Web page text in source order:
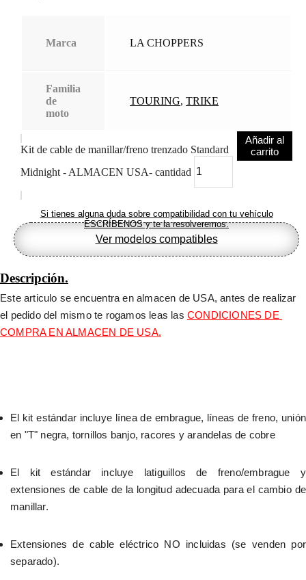
Marca LA CHOPPERS
Familia
de
moto
TOURING, TRIKE
Kit de cable de manillar/freno trenzado Standard
Midnight - ALMACEN USA- cantidad
Añadir al
carrito
Si tienes alguna duda sobre compatibilidad con tu vehículo
ESCRÍBENOS y te la resolveremos.
Ver modelos compatibles
Descripción.
Este articulo se encuentra en almacen de USA, antes de realizar
el pedido del mismo te rogamos leas las CONDICIONES DE
COMPRA EN ALMACEN DE USA.
El kit estándar incluye línea de embrague, líneas de freno, unión
en "T" negra, tornillos banjo, racores y arandelas de cobre
El kit estándar incluye latiguillos de freno/embrague y
extensiones de cable de la longitud adecuada para el cambio de
manillar.
Extensiones de cable eléctrico NO incluidas (se venden por
separado).